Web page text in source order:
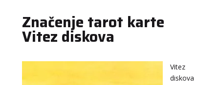
Značenje tarot karte
Vitez diskova
Vitez
diskova